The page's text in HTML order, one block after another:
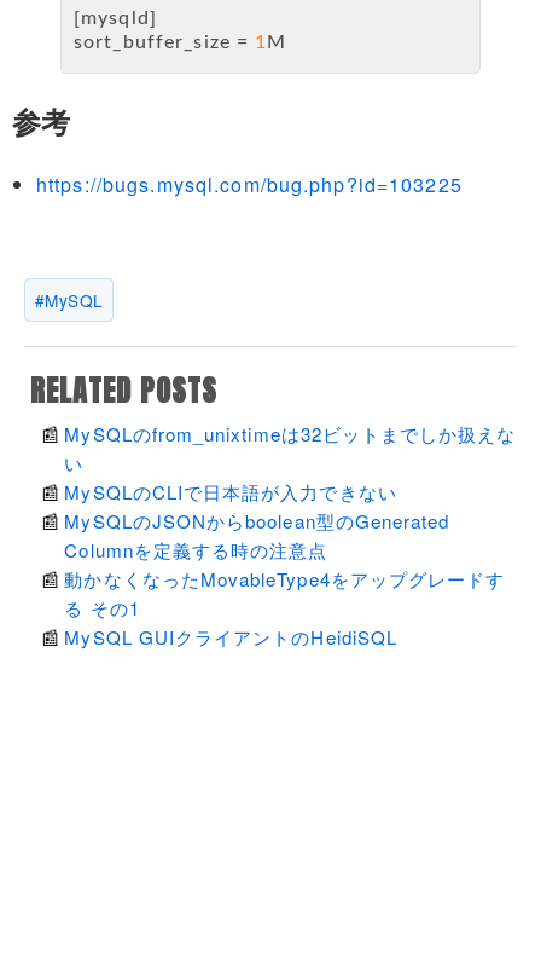
[mysqld]
sort_buffer_size = 1 M
参考
https://bugs.mysql.com/bug.php?id=103225
MySQL
RELATED POSTS
MySQLのfrom_unixtimeは32ビットまでしか扱えな
い
MySQLのCLIで日本語が入力できない
MySQLのJSONからboolean型のGenerated
Columnを定義する時の注意点
動かなくなったMovableType4をアップグレードす
る その1
MySQL GUIクライアントのHeidiSQL